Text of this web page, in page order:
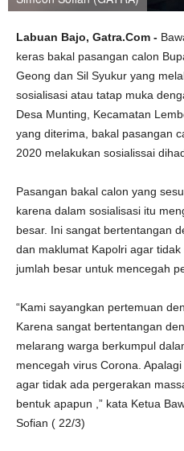
Labuan Bajo, Gatra.Com -
keras bakal pasangan calon
Geong dan Sil Syukur yang
sosialisasi atau tatap muka
Desa Munting, Kecamatan
yang diterima, bakal pasangan
2020 melakukan sosialissai
Pasangan bakal calon yang
karena dalam sosialisasi itu
besar. Ini sangat bertentangan
dan maklumat Kapolri agar
jumlah besar untuk mencegah
“Kami sayangkan pertemuan
Karena sangat bertentangan
melarang warga berkumpul
mencegah virus Corona.
agar tidak ada pergerakan
bentuk apapun ,” kata Ketua
Sofian ( 22/3)